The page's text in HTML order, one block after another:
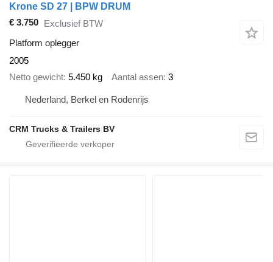
Krone SD 27 | BPW DRUM
€ 3.750 Exclusief BTW
Platform oplegger
2005
Netto gewicht 5.450 kg Aantal assen 3
Nederland, Berkel en Rodenrijs
CRM Trucks & Trailers BV